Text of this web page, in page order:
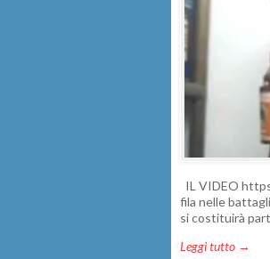
IL VIDEO
fila nelle
si costituirà
Leggi tutto →